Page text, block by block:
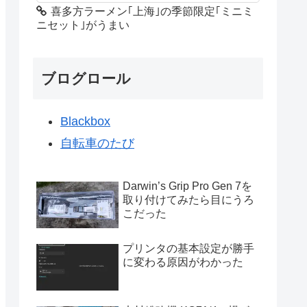
喜多方ラーメン｢上海｣の季節限定｢ミニミ
ニセット｣がうまい
ブログロール
Blackbox
自転車のたび
Darwin’s Grip Pro Gen 7を
取り付けてみたら目にうろ
こだった
プリンタの基本設定が勝手
に変わる原因がわかった